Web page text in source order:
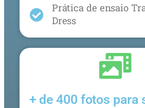
Prática de ensaio
Dress
+ de 400 fotos para